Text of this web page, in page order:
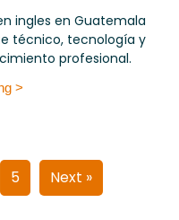
ingles en Guatemala
técnico, tecnología y
profesional.
>
5 Next »